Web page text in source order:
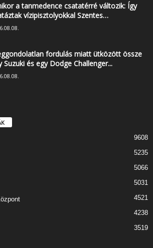
a tanmedence csatatérré változik: Így
vízipisztolyokkal Szentes…
fordulás miatt ütközött össze
Suzuki és egy Dodge Challenger...
9608
5235
5066
5031
4521
4238
3519